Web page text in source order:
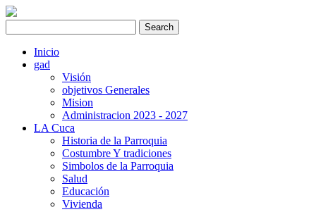
Inicio
gad
Visión
objetivos Generales
Mision
Administracion 2023 - 2027
LA Cuca
Historia de la Parroquia
Costumbre Y tradiciones
Simbolos de la Parroquia
Salud
Educación
Vivienda